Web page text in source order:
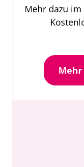
Mehr dazu
Mehr